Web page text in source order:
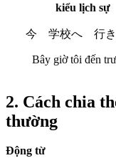
kiểu lịch sự
今 学校へ 行き
Bây giờ tôi đến
2. Cách chia
thường
Động từ